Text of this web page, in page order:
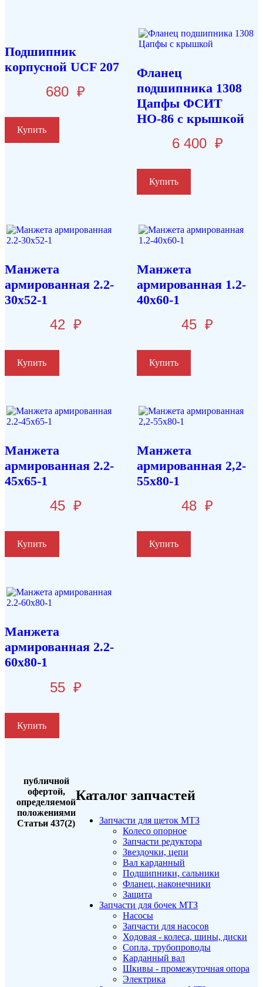
Подшипник
корпусной UCF 207
680 ₽
Купить
Фланец
подшипника 1308
Цапфы ФСИТ
НО-86 с крышкой
6 400 ₽
Купить
Манжета
армированная 2.2-
30х52-1
42 ₽
Купить
Манжета
армированная 1.2-
40х60-1
45 ₽
Купить
Манжета
армированная 2.2-
45х65-1
45 ₽
Купить
Манжета
армированная 2,2-
55х80-1
48 ₽
Купить
Манжета
армированная 2.2-
60х80-1
55 ₽
Купить
Каталог запчастей
Запчасти для щеток МТЗ
Колесо опорное
Запчасти редуктора
Звездочки, цепи
Вал карданный
Подшипники, сальники
Фланец, наконечники
Защита
Запчасти для бочек МТЗ
Насосы
Запчасти для насосов
Ходовая - колеса, шины, диски
Сопла, трубопроводы
Карданный вал
Шкивы - промежуточная опора
Электрика
публичной
офертой,
определяемой
положениями
Статьи 437(2)